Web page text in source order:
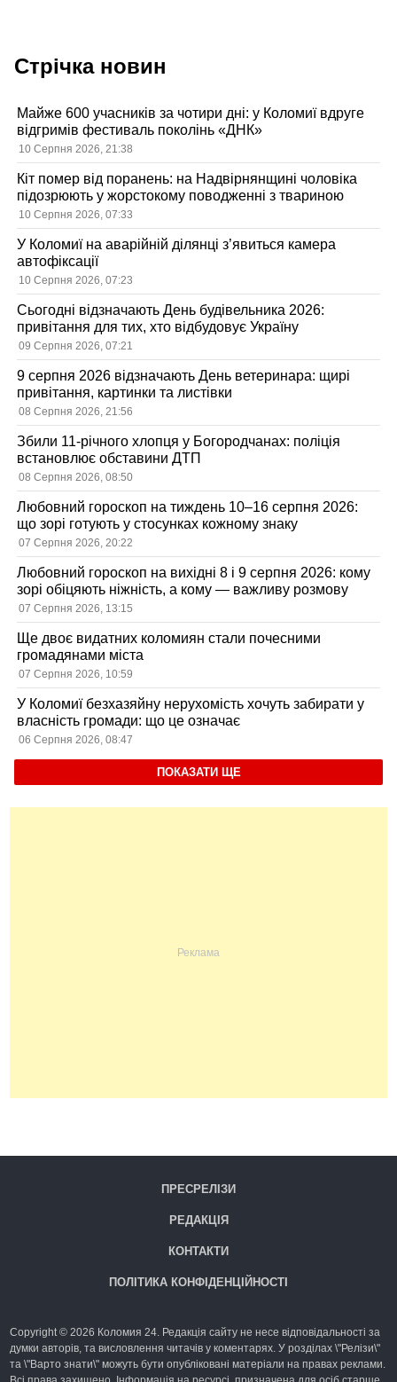
Стрічка новин
Майже 600 учасників за чотири дні: у Коломиї вдруге
відгримів фестиваль поколінь «ДНК»
10 Серпня 2026, 21:38
Кіт помер від поранень: на Надвірнянщині чоловіка
підозрюють у жорстокому поводженні з твариною
10 Серпня 2026, 07:33
У Коломиї на аварійній ділянці з’явиться камера
автофіксації
10 Серпня 2026, 07:23
Сьогодні відзначають День будівельника 2026:
привітання для тих, хто відбудовує Україну
09 Серпня 2026, 07:21
9 серпня 2026 відзначають День ветеринара: щирі
привітання, картинки та листівки
08 Серпня 2026, 21:56
Збили 11-річного хлопця у Богородчанах: поліція
встановлює обставини ДТП
08 Серпня 2026, 08:50
Любовний гороскоп на тиждень 10–16 серпня 2026:
що зорі готують у стосунках кожному знаку
07 Серпня 2026, 20:22
Любовний гороскоп на вихідні 8 і 9 серпня 2026: кому
зорі обіцяють ніжність, а кому — важливу розмову
07 Серпня 2026, 13:15
Ще двоє видатних коломиян стали почесними
громадянами міста
07 Серпня 2026, 10:59
У Коломиї безхазяйну нерухомість хочуть забирати у
власність громади: що це означає
06 Серпня 2026, 08:47
ПОКАЗАТИ ЩЕ
ПРЕСРЕЛІЗИ
РЕДАКЦІЯ
КОНТАКТИ
ПОЛІТИКА КОНФІДЕНЦІЙНОСТІ
Copyright © 2026 Коломия 24. Редакція сайту не несе відповідальності за
думки авторів, та висловлення читачів у коментарях. У розділах \"Релізи\"
та \"Варто знати\" можуть бути опубліковані матеріали на правах реклами.